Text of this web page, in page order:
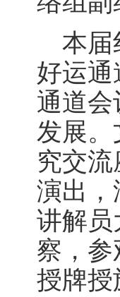
本届
好运
通道
发展。
究交
演出，
讲解员
察，
授牌授